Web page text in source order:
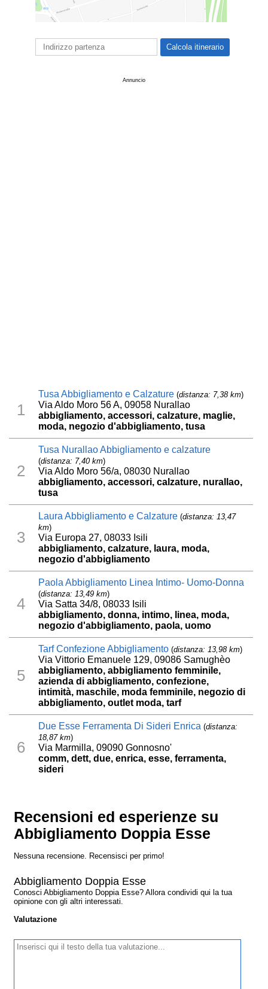
Annuncio
1
Tusa Abbigliamento e Calzature (distanza: 7,38 km)
Via Aldo Moro 56 A, 09058 Nurallao
abbigliamento, accessori, calzature, maglie,
moda, negozio d'abbigliamento, tusa
2
Tusa Nurallao Abbigliamento e calzature
(distanza: 7,40 km)
Via Aldo Moro 56/a, 08030 Nurallao
abbigliamento, accessori, calzature, nurallao,
tusa
3
Laura Abbigliamento e Calzature (distanza: 13,47
km)
Via Europa 27, 08033 Isili
abbigliamento, calzature, laura, moda,
negozio d'abbigliamento
4
Paola Abbigliamento Linea Intimo- Uomo-Donna
(distanza: 13,49 km)
Via Satta 34/8, 08033 Isili
abbigliamento, donna, intimo, linea, moda,
negozio d'abbigliamento, paola, uomo
5
Tarf Confezione Abbigliamento (distanza: 13,98 km)
Via Vittorio Emanuele 129, 09086 Samughèo
abbigliamento, abbigliamento femminile,
azienda di abbigliamento, confezione,
intimità, maschile, moda femminile, negozio di
abbigliamento, outlet moda, tarf
6
Due Esse Ferramenta Di Sideri Enrica (distanza:
18,87 km)
Via Marmilla, 09090 Gonnosno'
comm, dett, due, enrica, esse, ferramenta,
sideri
Recensioni ed esperienze su
Abbigliamento Doppia Esse
Nessuna recensione. Recensisci per primo!
Abbigliamento Doppia Esse
Conosci Abbigliamento Doppia Esse? Allora condividi qui la tua
opinione con gli altri interessati.
Valutazione